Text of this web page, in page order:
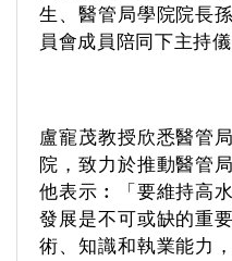
生、醫管局學院院長
員會成員陪同下主持儀
盧寵茂教授欣悉醫管
院，致力於推動醫管
他表示︰「要維持高
發展是不可或缺的重
術、知識和執業能力